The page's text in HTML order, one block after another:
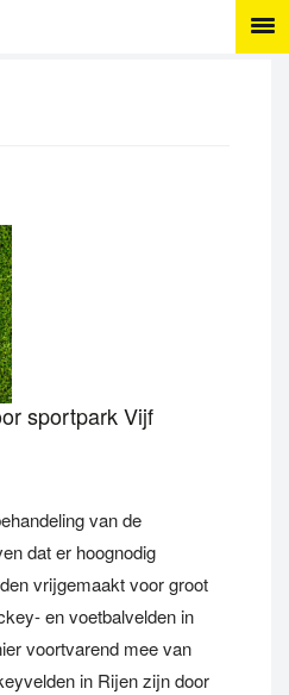
sportpark Vijf
van de
dat er hoognodig
vrijgemaakt voor groot
en voetbalvelden in
voortvarend mee van
in Rijen zijn door